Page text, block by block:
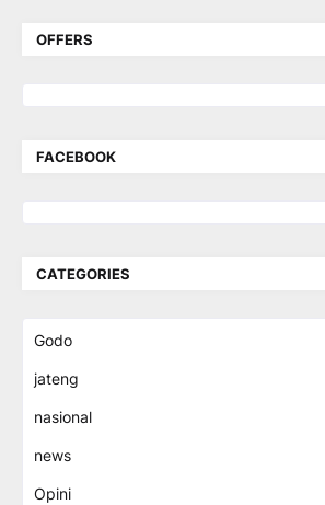
OFFERS
FACEBOOK
CATEGORIES
Godo
jateng
nasional
news
Opini